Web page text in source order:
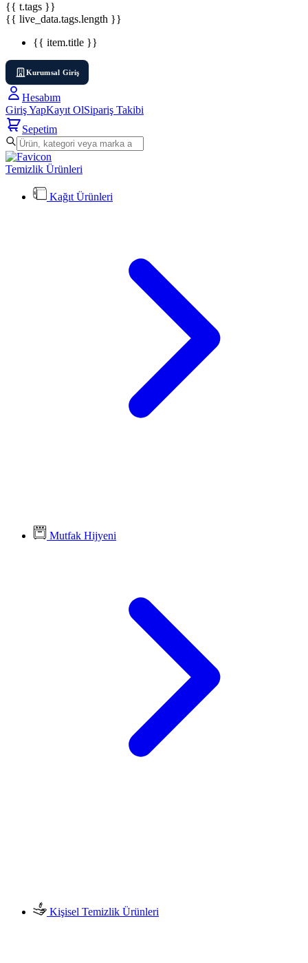
{{ t.tags }}
{{ live_data.tags.length }}
{{ item.title }}
Kurumsal Giriş
Hesabım
Giriş YapKayıt OlSipariş Takibi
Sepetim
Temizlik Ürünleri
Kağıt Ürünleri
Mutfak Hijyeni
Kişisel Temizlik Ürünleri